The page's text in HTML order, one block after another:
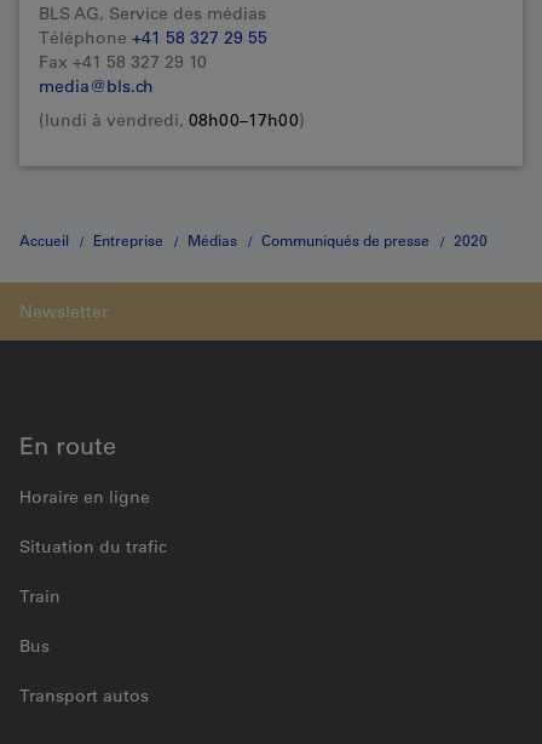
BLS AG, Service des médias
Téléphone +41 58 327 29 55
Fax +41 58 327 29 10
media@bls.ch
(lundi à vendredi, 08h00–17h00)
Accueil Entreprise Médias Communiqués de presse 2020
En route
Horaire en ligne
Situation du trafic
Train
Bus
Transport autos